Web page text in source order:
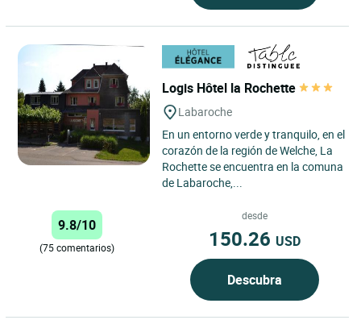
Logis Hôtel la Rochette
Labaroche
En un entorno verde y tranquilo, en el
corazón de la región de Welche, La
Rochette se encuentra en la comuna
de Labaroche,...
9.8/10
(75 comentarios)
desde
150.26 USD
Descubra